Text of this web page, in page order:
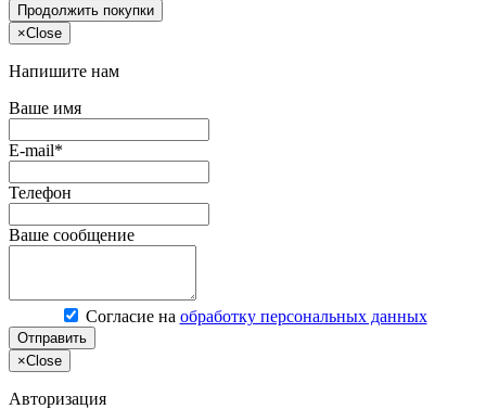
Продолжить покупки
×Close
Напишите нам
Ваше имя
E-mail*
Телефон
Ваше сообщение
Согласие на обработку персональных данных
Отправить
×Close
Авторизация